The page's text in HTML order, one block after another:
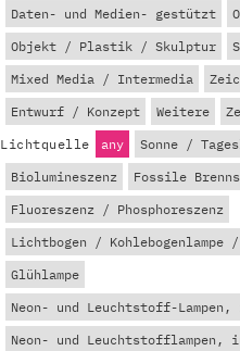
Daten- und Medien- gestützt
Objekt / Plastik / Skulptur
Mixed Media / Intermedia
Entwurf / Konzept
Weitere
Lichtquelle
any Sonne /
Biolumineszenz
Fossile
Fluoreszenz / Phosphoreszenz
Lichtbogen / Kohlebogenlampe
Glühlampe
Neon- und Leuchtstoff-
Neon- und